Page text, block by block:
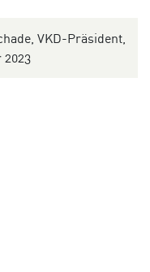
VKD-Präsident,